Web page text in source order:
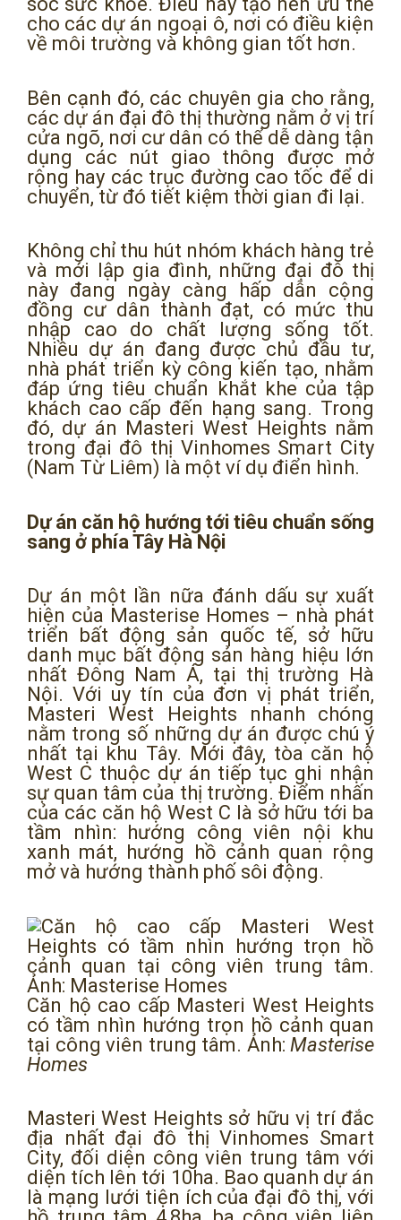
cho các dự án ngoại ô, nơi có điều kiện
về môi trường và không gian tốt hơn.
Bên cạnh đó, các chuyên gia cho rằng,
các dự án đại đô thị thường nằm ở vị trí
cửa ngõ, nơi cư dân có thể dễ dàng tận
dụng các nút giao thông được mở
rộng hay các trục đường cao tốc để di
chuyển, từ đó tiết kiệm thời gian đi lại.
Không chỉ thu hút nhóm khách hàng trẻ
và mới lập gia đình, những đại đô thị
này đang ngày càng hấp dẫn cộng
đồng cư dân thành đạt, có mức thu
nhập cao do chất lượng sống tốt.
Nhiều dự án đang được chủ đầu tư,
nhà phát triển kỳ công kiến tạo, nhằm
đáp ứng tiêu chuẩn khắt khe của tập
khách cao cấp đến hạng sang. Trong
đó, dự án Masteri West Heights nằm
trong đại đô thị Vinhomes Smart City
(Nam Từ Liêm) là một ví dụ điển hình.
Dự án căn hộ hướng tới tiêu chuẩn sống
sang ở phía Tây Hà Nội
Dự án một lần nữa đánh dấu sự xuất
hiện của Masterise Homes – nhà phát
triển bất động sản quốc tế, sở hữu
danh mục bất động sản hàng hiệu lớn
nhất Đông Nam Á, tại thị trường Hà
Nội. Với uy tín của đơn vị phát triển,
Masteri West Heights nhanh chóng
nằm trong số những dự án được chú ý
nhất tại khu Tây. Mới đây, tòa căn hộ
West C thuộc dự án tiếp tục ghi nhận
sự quan tâm của thị trường. Điểm nhấn
của các căn hộ West C là sở hữu tới ba
tầm nhìn: hướng công viên nội khu
xanh mát, hướng hồ cảnh quan rộng
mở và hướng thành phố sôi động.
Căn hộ cao cấp Masteri West Heights
có tầm nhìn hướng trọn hồ cảnh quan
tại công viên trung tâm. Ảnh: Masterise
Homes
Masteri West Heights sở hữu vị trí đắc
địa nhất đại đô thị Vinhomes Smart
City, đối diện công viên trung tâm với
diện tích lên tới 10ha. Bao quanh dự án
là mạng lưới tiện ích của đại đô thị, với